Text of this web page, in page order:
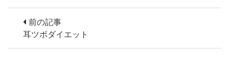
前の記事
耳ツボダイエット